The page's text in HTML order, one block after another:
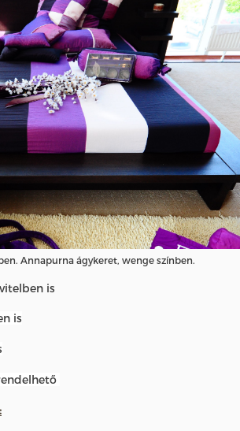
Annapurna ágykeret, wenge színben.
is
is